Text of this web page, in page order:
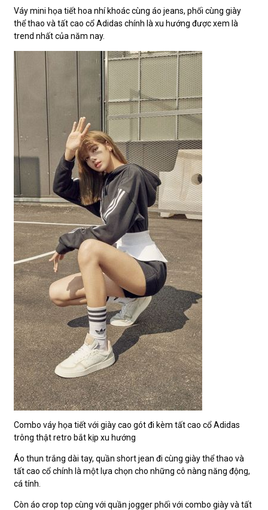
Váy mini họa tiết hoa nhí khoác cùng áo jeans, phối cùng giày
thể thao và tất cao cổ Adidas chính là xu hướng được xem là
trend nhất của năm nay.
Combo váy họa tiết với giày cao gót đi kèm tất cao cổ Adidas
trông thật retro bắt kịp xu hướng
Áo thun trắng dài tay, quần short jean đi cùng giày thể thao và
tất cao cổ chính là một lựa chọn cho những cô nàng năng động,
cá tính.
Còn áo crop top cùng với quần jogger phối với combo giày và tất